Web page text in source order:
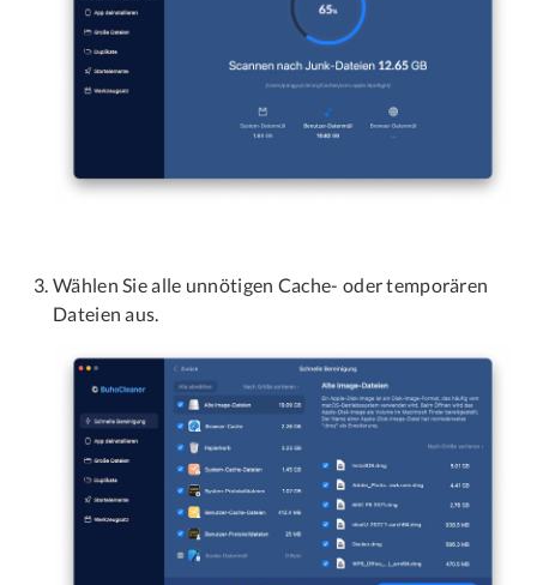
Wählen Sie alle unnötigen Cache- oder temporären
Dateien aus.